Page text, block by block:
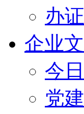
办
企业
今
党